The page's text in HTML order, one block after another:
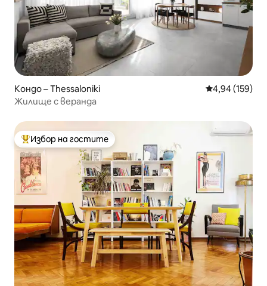
Кондо – Thessaloniki Средна
4,94 (159)
Жилище с веранда
Най-популярен избор на гостите
Избор на гостите